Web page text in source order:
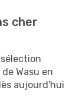
cher
Wasu en
aujourd'hui